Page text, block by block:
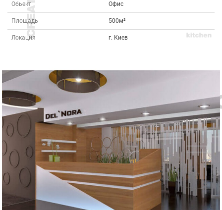
Обьект Офис
Площадь 500м²
Локация г. Киев